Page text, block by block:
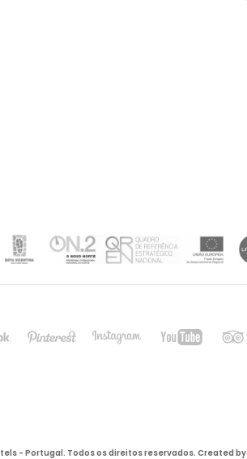
- Portugal. Todos os direitos reservados. Created by